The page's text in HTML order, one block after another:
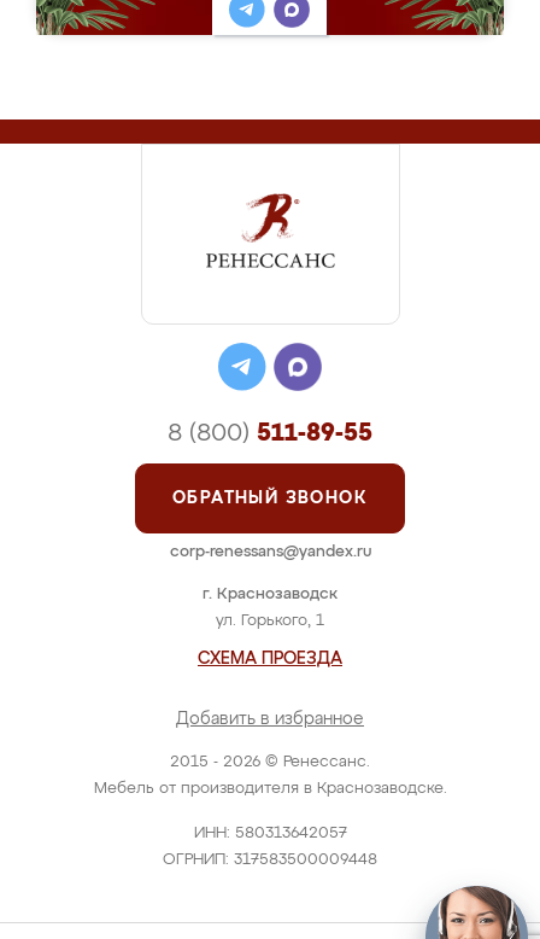
2015 - 2026 © Ренессанс.
Мебель от производителя в Краснозаводске.
ИНН: 580313642057
ОГРНИП: 317583500009448
г. Краснозаводск
ул. Горького, 1
СХЕМА ПРОЕЗДА
Добавить в избранное
8 (800) 511-89-55
ОБРАТНЫЙ ЗВОНОК
corp-renessans@yandex.ru